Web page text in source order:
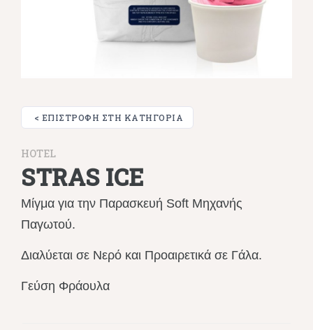
< ΕΠΙΣΤΡΟΦΉ ΣΤΗ ΚΑΤΗΓΟΡΊΑ
HOTEL
STRAS ICE
Μίγμα για την Παρασκευή Soft Μηχανής
Παγωτού.
Διαλύεται σε Νερό και Προαιρετικά σε Γάλα.
Γεύση Φράουλα